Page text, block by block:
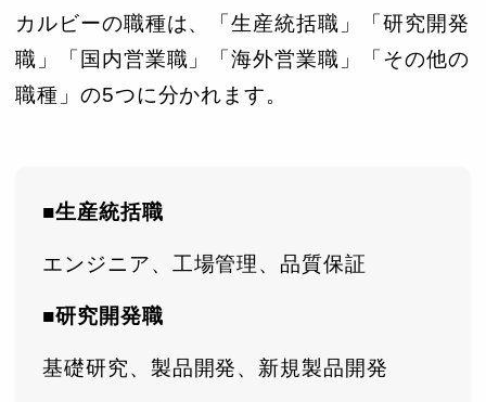
カルビーの職種は、「生産統括職」「研究開発
職」「国内営業職」「海外営業職」「その他の
職種」の5つに分かれます。
■生産統括職
エンジニア、工場管理、品質保証
■研究開発職
基礎研究、製品開発、新規製品開発